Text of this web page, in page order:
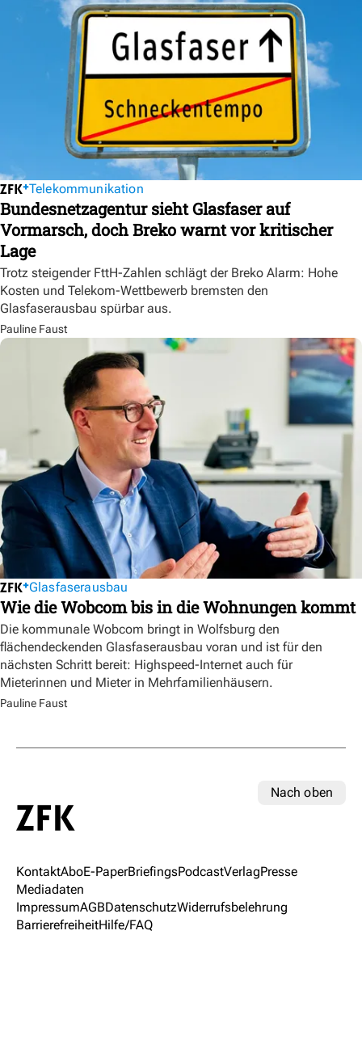
Telekommunikation
Bundesnetzagentur sieht Glasfaser auf
Vormarsch, doch Breko warnt vor kritischer
Lage
Trotz steigender FttH-Zahlen schlägt der Breko Alarm: Hohe
Kosten und Telekom-Wettbewerb bremsten den
Glasfaserausbau spürbar aus.
Pauline Faust
Glasfaserausbau
Wie die Wobcom bis in die Wohnungen kommt
Die kommunale Wobcom bringt in Wolfsburg den
flächendeckenden Glasfaserausbau voran und ist für den
nächsten Schritt bereit: Highspeed-Internet auch für
Mieterinnen und Mieter in Mehrfamilienhäusern.
Pauline Faust
Nach oben
KontaktAboE-PaperBriefingsPodcastVerlagPresse
Mediadaten
ImpressumAGBDatenschutzWiderrufsbelehrung
BarrierefreiheitHilfe/FAQ